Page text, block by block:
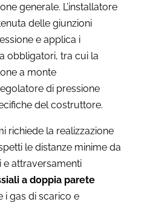
generale. L’installatore
delle giunzioni
e applica i
obbligatori, tra cui la
a monte
di pressione
del costruttore.
richiede la realizzazione
le distanze minime da
attraversamenti
a doppia parete
i gas di scarico e